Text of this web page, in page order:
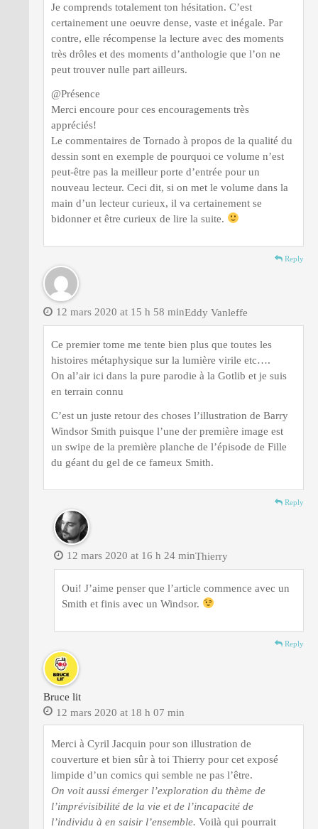
Je comprends totalement ton hésitation. C’est
certainement une oeuvre dense, vaste et inégale. Par
contre, elle récompense la lecture avec des moments
très drôles et des moments d’anthologie que l’on ne
peut trouver nulle part ailleurs.
@Présence
Merci encoure pour ces encouragements très
appréciés!
Le commentaires de Tornado à propos de la qualité du
dessin sont en exemple de pourquoi ce volume n’est
peut-être pas la meilleur porte d’entrée pour un
nouveau lecteur. Ceci dit, si on met le volume dans la
main d’un lecteur curieux, il va certainement se
bidonner et être curieux de lire la suite.
Reply
Eddy Vanleffe
12 mars 2020 at 15 h 58 min
Ce premier tome me tente bien plus que toutes les
histoires métaphysique sur la lumière virile etc….
On al’air ici dans la pure parodie à la Gotlib et je suis
en terrain connu
C’est un juste retour des choses l’illustration de Barry
Windsor Smith puisque l’une der première image est
un swipe de la première planche de l’épisode de Fille
du géant du gel de ce fameux Smith.
Reply
Thierry
12 mars 2020 at 16 h 24 min
Oui! J’aime penser que l’article commence avec un
Smith et finis avec un Windsor.
Reply
Bruce lit
12 mars 2020 at 18 h 07 min
Merci à Cyril Jacquin pour son illustration de
couverture et bien sûr à toi Thierry pour cet exposé
limpide d’un comics qui semble ne pas l’être.
On voit aussi émerger l’exploration du thème de
l’imprévisibilité de la vie et de l’incapacité de
l’individu à en saisir l’ensemble. Voilà qui pourrait